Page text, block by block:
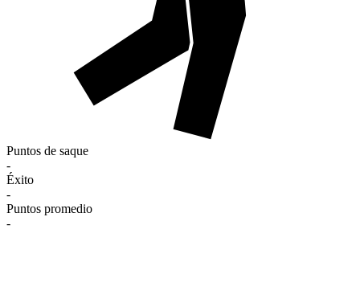
Puntos de saque
-
Éxito
-
Puntos promedio
-